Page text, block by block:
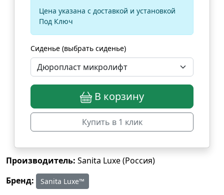
Цена указана с доставкой и установкой
Под Ключ
Сиденье (выбрать сиденье)
В корзину
Купить в 1 клик
Производитель: Sanita Luxe (Россия)
Бренд:
Sanita Luxe™